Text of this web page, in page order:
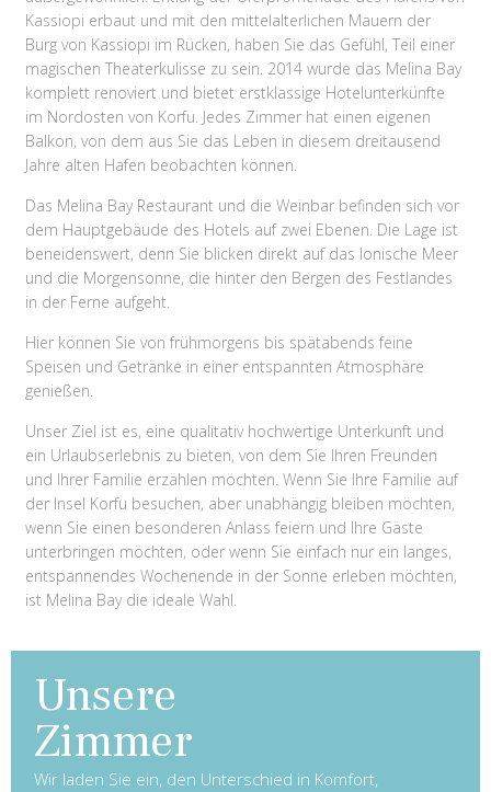
Kassiopi erbaut und mit den mittelalterlichen Mauern der
Burg von Kassiopi im Rücken, haben Sie das Gefühl, Teil einer
magischen Theaterkulisse zu sein. 2014 wurde das Melina Bay
komplett renoviert und bietet erstklassige Hotelunterkünfte
im Nordosten von Korfu. Jedes Zimmer hat einen eigenen
Balkon, von dem aus Sie das Leben in diesem dreitausend
Jahre alten Hafen beobachten können.
Das Melina Bay Restaurant und die Weinbar befinden sich vor
dem Hauptgebäude des Hotels auf zwei Ebenen. Die Lage ist
beneidenswert, denn Sie blicken direkt auf das Ionische Meer
und die Morgensonne, die hinter den Bergen des Festlandes
in der Ferne aufgeht.
Hier können Sie von frühmorgens bis spätabends feine
Speisen und Getränke in einer entspannten Atmosphäre
genießen.
Unser Ziel ist es, eine qualitativ hochwertige Unterkunft und
ein Urlaubserlebnis zu bieten, von dem Sie Ihren Freunden
und Ihrer Familie erzählen möchten. Wenn Sie Ihre Familie auf
der Insel Korfu besuchen, aber unabhängig bleiben möchten,
wenn Sie einen besonderen Anlass feiern und Ihre Gäste
unterbringen möchten, oder wenn Sie einfach nur ein langes,
entspannendes Wochenende in der Sonne erleben möchten,
ist Melina Bay die ideale Wahl.
Unsere
Zimmer
Wir laden Sie ein, den Unterschied in Komfort,